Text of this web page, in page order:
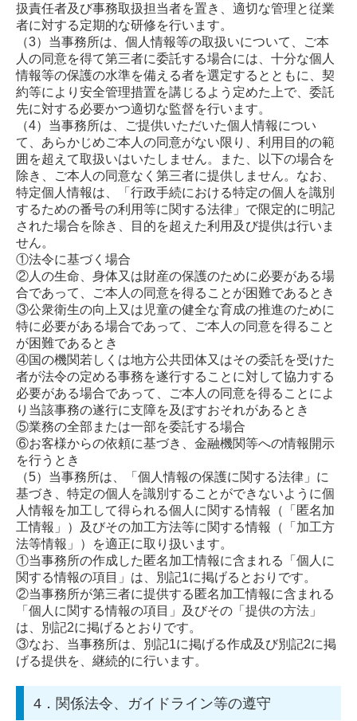
扱責任者及び事務取扱担当者を置き、適切な管理と従業
者に対する定期的な研修を行います。
（3） 当事務所は、個人情報等の取扱いについて、ご本
人の同意を得て第三者に委託する場合には、十分な個人
情報等の保護の水準を備える者を選定するとともに、契
約等により安全管理措置を講じるよう定めた上で、委託
先に対する必要かつ適切な監督を行います。
（4） 当事務所は、ご提供いただいた個人情報につい
て、あらかじめご本人の同意がない限り、利用目的の範
囲を超えて取扱いはいたしません。また、以下の場合を
除き、ご本人の同意なく第三者に提供しません。なお、
特定個人情報は、「行政手続における特定の個人を識別
するための番号の利用等に関する法律」で限定的に明記
された場合を除き、目的を超えた利用及び提供は行いま
せん。
①法令に基づく場合
②人の生命、身体又は財産の保護のために必要がある場
合であって、ご本人の同意を得ることが困難であるとき
③公衆衛生の向上又は児童の健全な育成の推進のために
特に必要がある場合であって、ご本人の同意を得ること
が困難であるとき
④国の機関若しくは地方公共団体又はその委託を受けた
者が法令の定める事務を遂行することに対して協力する
必要がある場合であって、ご本人の同意を得ることによ
り当該事務の遂行に支障を及ぼすおそれがあるとき
⑤業務の全部または一部を委託する場合
⑥お客様からの依頼に基づき、金融機関等への情報開示
を行うとき
（5） 当事務所は、「個人情報の保護に関する法律」に
基づき、特定の個人を識別することができないように個
人情報を加工して得られる個人に関する情報（「匿名加
工情報」）及びその加工方法等に関する情報（「加工方
法等情報」）を適正に取り扱います。
①当事務所の作成した匿名加工情報に含まれる「個人に
関する情報の項目」は、別記1に掲げるとおりです。
②当事務所が第三者に提供する匿名加工情報に含まれる
「個人に関する情報の項目」及びその「提供の方法」
は、別記2に掲げるとおりです。
③なお、当事務所は、別記1に掲げる作成及び別記2に掲
げる提供を、継続的に行います。
4．関係法令、ガイドライン等の遵守